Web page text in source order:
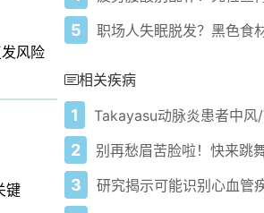
风险
键
5
相关疾病
1
2
3